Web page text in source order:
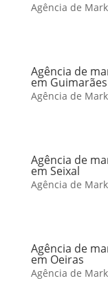
Agência de
Agência de
em Guimarães
Agência de
Agência de
em Seixal
Agência de
Agência de
em Oeiras
Agência de